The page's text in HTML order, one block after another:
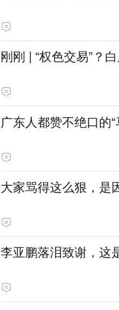
刚刚 | “权色交易”？
广东人都赞不绝口的“
大家骂得这么狠，是
李亚鹏落泪致谢，这